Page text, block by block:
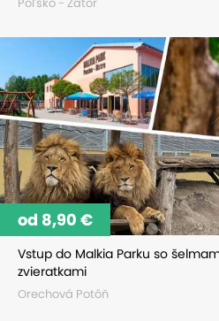
Vstup do Malkia Parku so
zvieratkami
Orechová Potôň
od 8,90 €